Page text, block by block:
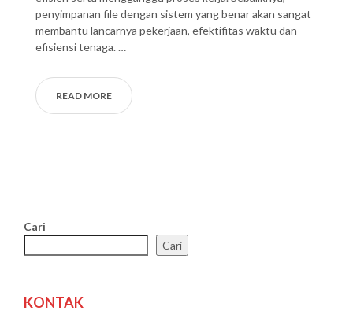
penyimpanan file dengan sistem yang benar akan sangat
membantu lancarnya pekerjaan, efektifitas waktu dan
efisiensi tenaga. …
READ MORE
Cari
Cari
KONTAK